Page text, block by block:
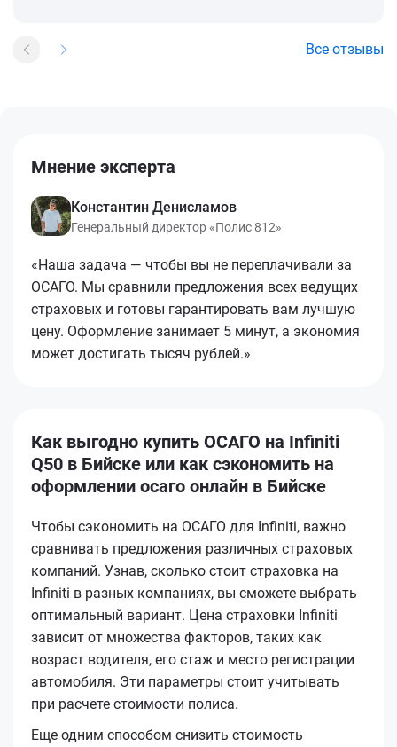
Все отзывы
Мнение эксперта
Константин Денисламов
Генеральный директор «Полис 812»
«Наша задача — чтобы вы не переплачивали за
ОСАГО. Мы сравнили предложения всех ведущих
страховых и готовы гарантировать вам лучшую
цену. Оформление занимает 5 минут, а экономия
может достигать тысяч рублей.»
Как выгодно купить ОСАГО на Infiniti
Q50 в Бийске или как сэкономить на
оформлении осаго онлайн в Бийске
Чтобы сэкономить на ОСАГО для Infiniti, важно
сравнивать предложения различных страховых
компаний. Узнав, сколько стоит страховка на
Infiniti в разных компаниях, вы сможете выбрать
оптимальный вариант. Цена страховки Infiniti
зависит от множества факторов, таких как
возраст водителя, его стаж и место регистрации
автомобиля. Эти параметры стоит учитывать
при расчете стоимости полиса.
Еще одним способом снизить стоимость